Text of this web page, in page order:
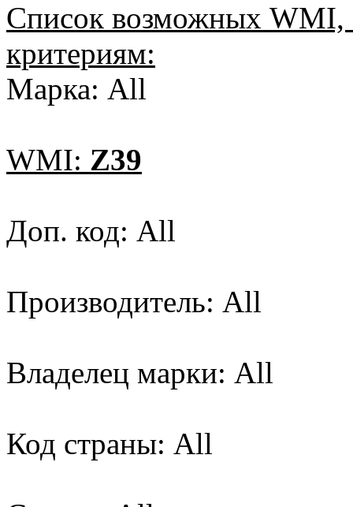
Список возможных
критериям:
Марка: All
WMI: Z39
Доп. код: All
Производитель: All
Владелец марки: All
Код страны: All